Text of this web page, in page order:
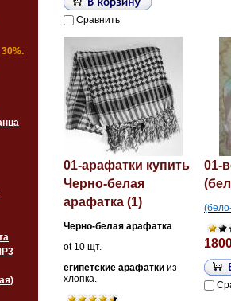
Сравнить
01-арафатки купить
Черно-белая
арафатка (1)
Черно-белая арафатка
ot 10 щт.
египетские арафатки из
хлопка.
01-